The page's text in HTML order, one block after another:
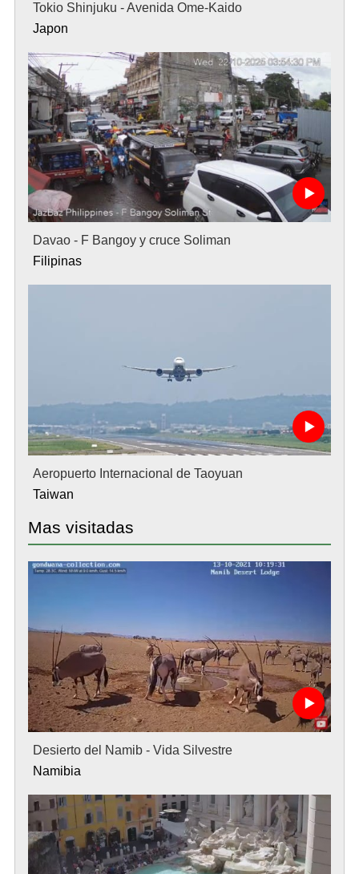
Tokio Shinjuku - Avenida Ome-Kaido
Japon
Davao - F Bangoy y cruce Soliman
Filipinas
Aeropuerto Internacional de Taoyuan
Taiwan
Mas visitadas
Desierto del Namib - Vida Silvestre
Namibia